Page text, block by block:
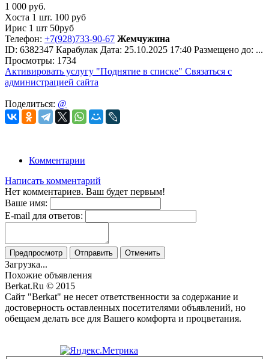
1 000 руб.
Xоста 1 шт. 100 рyб
Ирис 1 шт 50руб
Телефон: +7(928)733-90-67 Жемчужина
ID: 6382347 Карабулак Дата: 25.10.2025 17:40 Размещено до: ...
Просмотры: 1734
Активировать услугу "Поднятие в списке" Связаться с
администрацией сайта
Поделиться: @
Комментарии
Написать комментарий
Нет комментариев. Ваш будет первым!
Ваше имя:
E-mail для ответов:
Предпросмотр Отправить Отменить
Загрузка...
Похожие объявления
Berkat.Ru © 2015
Сайт "Berkat" не несет ответственности за содержание и
достоверность оставленных посетителями объявлений, но
обещаем делать все для Вашего комфорта и процветания.